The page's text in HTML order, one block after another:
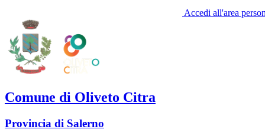
Accedi all'area
Comune di Oliveto Citra
Provincia di Salerno